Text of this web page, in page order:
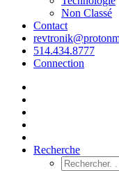
Non Classé
Contact
514.434.8777
Connection
Recherche